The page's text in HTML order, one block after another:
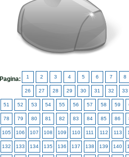
Pagina: 1 2 3 4 5 6 7 8
26 27 28 29 30 31 32 33
51 52 53 54 55 56 57 58 59
78 79 80 81 82 83 84 85 86
105 106 107 108 109 110 111 112 113
132 133 134 135 136 137 138 139 140